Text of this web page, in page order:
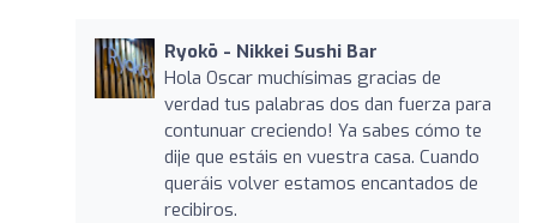
Ryokō - Nikkei Sushi Bar
Hola Oscar muchísimas gracias de
verdad tus palabras dos dan fuerza para
contunuar creciendo! Ya sabes cómo te
dije que estáis en vuestra casa. Cuando
queráis volver estamos encantados de
recibiros.